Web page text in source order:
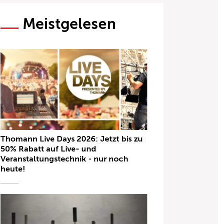
Meistgelesen
Thomann Live Days 2026: Jetzt bis zu
50% Rabatt auf Live- und
Veranstaltungstechnik - nur noch
heute!